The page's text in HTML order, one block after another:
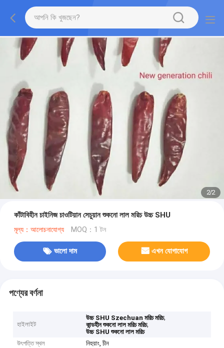
2/2
কাঁটাবিহীন চাইনিজ চাওটিয়ান সেচুয়ান শুকনো লাল মরিচ উচ্চ SHU
মূল্য：আলোচনাযোগ্য MOQ：1 টন
ভালো দাম এখন যোগাযোগ
পণ্যের বর্ণনা
হাইলাইট
উচ্চ SHU Szechuan মরিচ মরিচ,
কান্ডহীন শুকনো লাল মরিচ মরিচ,
উচ্চ SHU শুকনো লাল মরিচ
উৎপত্তি স্থল
নিহুয়াং, চীন